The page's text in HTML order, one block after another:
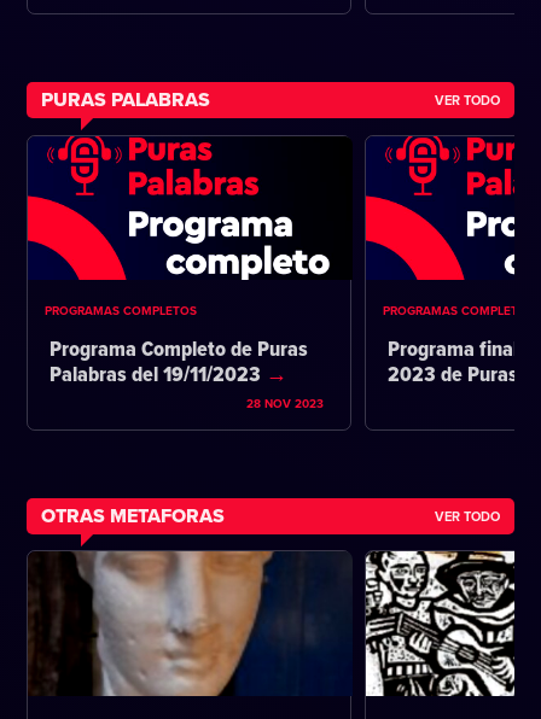
PURAS PALABRAS VER TODO
PROGRAMAS COMPLETOS
Programa Completo de Puras
Palabras del 19/11/2023
28 NOV 2023
PROGRAMAS COMPLETOS
Programa final
2023 de Puras
OTRAS METAFORAS VER TODO